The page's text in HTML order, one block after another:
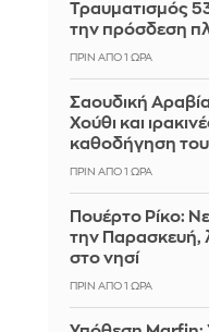
Τραυματισμός
την πρόσδεση
ΠΡΙΝ ΑΠΌ 1 ΏΡΑ
Σαουδική
Χούθι και
καθοδήγηση του
ΠΡΙΝ ΑΠΌ 1 ΏΡΑ
Πουέρτο Ρίκο:
την Παρασκευή,
στο νησί
ΠΡΙΝ ΑΠΌ 1 ΏΡΑ